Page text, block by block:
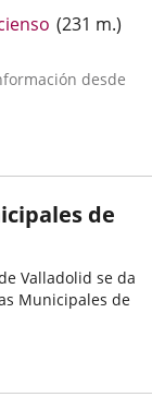
externa.
Enlace
una
(231 m.)
desde
de
Valladolid se da
Municipales de